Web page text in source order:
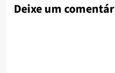
Deixe um